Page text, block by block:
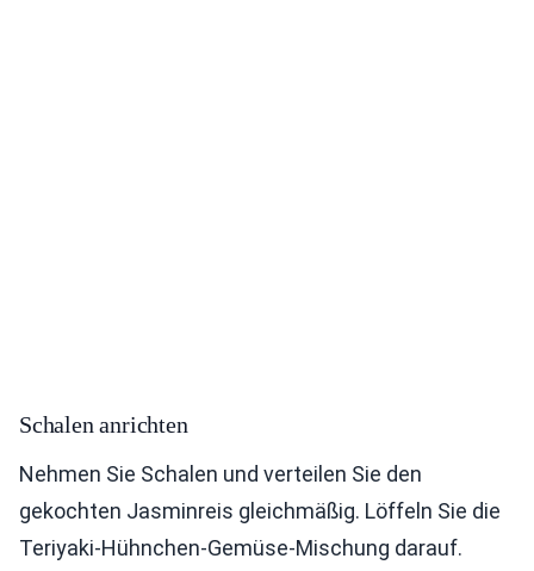
Schalen anrichten
Nehmen Sie Schalen und verteilen Sie den
gekochten Jasminreis gleichmäßig. Löffeln Sie die
Teriyaki-Hühnchen-Gemüse-Mischung darauf.